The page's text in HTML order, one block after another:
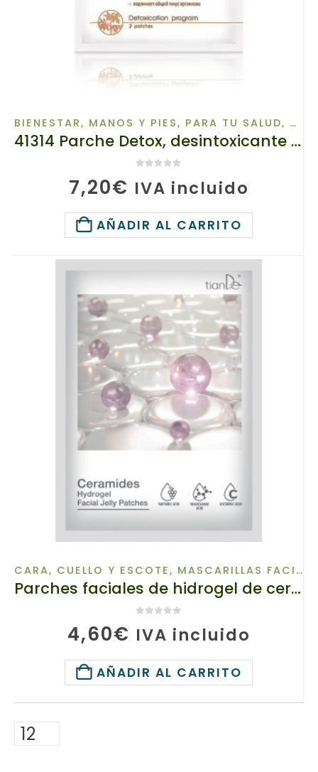
BIENESTAR, MANOS Y PIES, PARA TU SALUD,
41314 Parche Detox, desintoxicante para los Pies TIANDE Detox, 2ud, Mejoran la circulación en la piel, eliminan las toxinas
7,20€ IVA incluido
AÑADIR AL CARRITO
CARA, CUELLO Y ESCOTE, MASCARILLAS FACIALES
Parches faciales de hidrogel de ceramidas, 50120 TianDe, 4 uds. x 3 g, hidrogel inteligente
4,60€ IVA incluido
AÑADIR AL CARRITO